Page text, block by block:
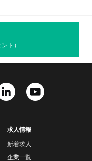
ト）
求人情報
新着求人
企業一覧